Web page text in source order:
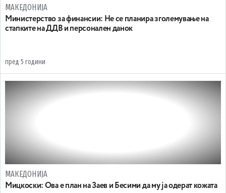
МАКЕДОНИЈА
Министерство за финансии: Не се планира зголемување на
стапките на ДДВ и персонален данок
пред 5 години
МАКЕДОНИЈА
Мицкоски: Ова е план на Заев и Бесими да му ја одерат кожата